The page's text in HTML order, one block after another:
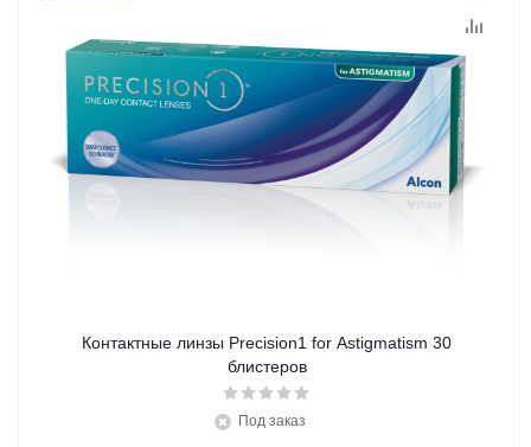
Контактные линзы Precision1 for Astigmatism 30
блистеров
Под заказ